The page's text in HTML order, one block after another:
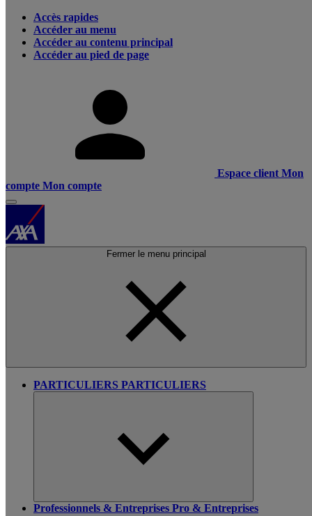
Accès rapides
Accéder au menu
Accéder au contenu principal
Accéder au pied de page
Espace client Mon
compte Mon compte
Fermer le menu principal
PARTICULIERS PARTICULIERS
Professionnels & Entreprises Pro & Entreprises